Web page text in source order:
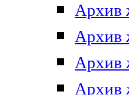
Архив
Архив
Архив
Архив